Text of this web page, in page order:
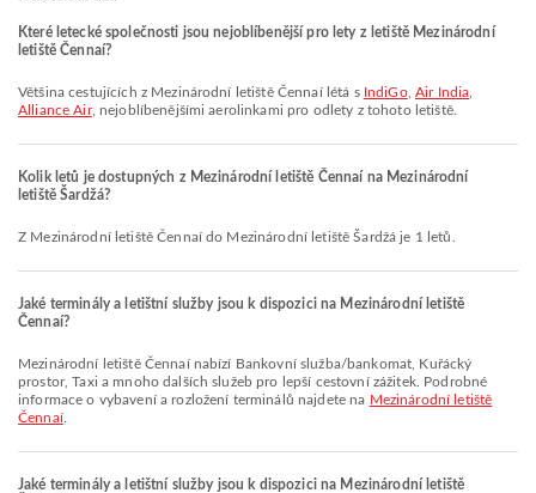
Které letecké společnosti jsou nejoblíbenější pro lety z letiště Mezinárodní
letiště Čennaí?
Většina cestujících z Mezinárodní letiště Čennaí létá s IndiGo, Air India
Alliance Air, nejoblíbenějšími aerolinkami pro odlety z tohoto letiště.
Kolik letů je dostupných z Mezinárodní letiště Čennaí na Mezinárodní
letiště Šardžá?
Z Mezinárodní letiště Čennaí do Mezinárodní letiště Šardžá je 1 letů.
Jaké terminály a letištní služby jsou k dispozici na Mezinárodní letiště
Čennaí?
Mezinárodní letiště Čennaí nabízí Bankovní služba/bankomat, Kuřácký
prostor, Taxi a mnoho dalších služeb pro lepší cestovní zážitek. Podrobné
informace o vybavení a rozložení terminálů najdete na Mezinárodní letiště
Čennaí.
Jaké terminály a letištní služby jsou k dispozici na Mezinárodní letiště